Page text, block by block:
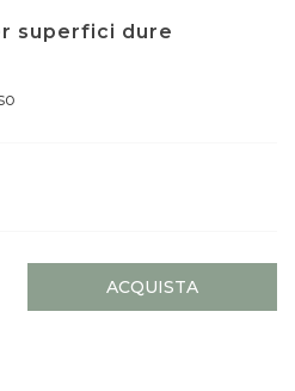
superfici dure
ACQUISTA